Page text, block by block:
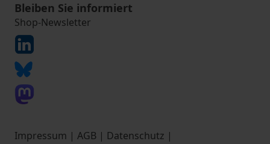
Bleiben Sie informiert
Shop-Newsletter
Impressum | AGB | Datenschutz |